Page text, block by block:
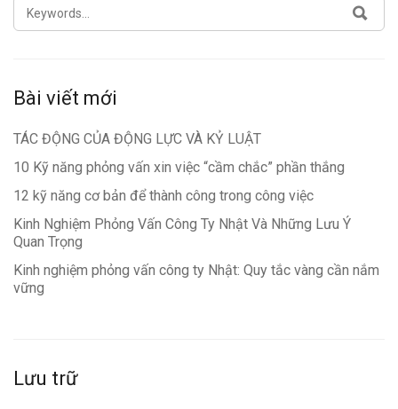
FOR:
Bài viết mới
TÁC ĐỘNG CỦA ĐỘNG LỰC VÀ KỶ LUẬT
10 Kỹ năng phỏng vấn xin việc “cầm chắc” phần thắng
12 kỹ năng cơ bản để thành công trong công việc
Kinh Nghiệm Phỏng Vấn Công Ty Nhật Và Những Lưu Ý
Quan Trọng
Kinh nghiệm phỏng vấn công ty Nhật: Quy tắc vàng cần nắm
vững
Lưu trữ